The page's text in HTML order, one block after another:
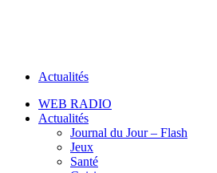
Actualités
WEB RADIO
Actualités
Journal du Jour – Flash
Jeux
Santé